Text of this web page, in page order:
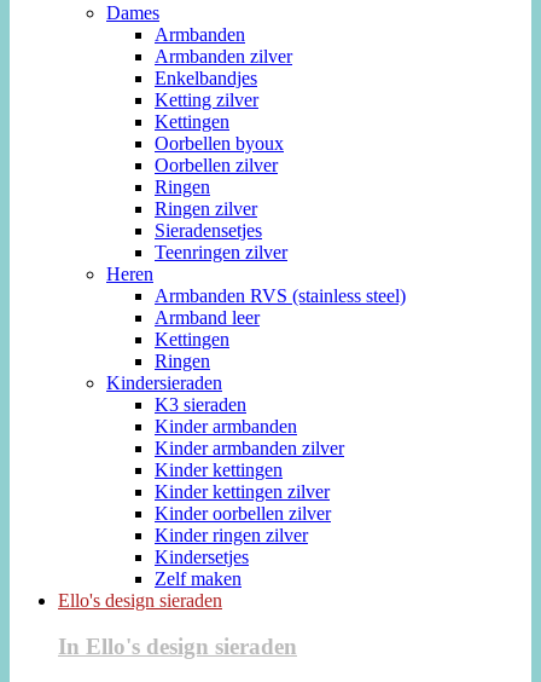
Dames
Armbanden
Armbanden zilver
Enkelbandjes
Ketting zilver
Kettingen
Oorbellen byoux
Oorbellen zilver
Ringen
Ringen zilver
Sieradensetjes
Teenringen zilver
Heren
Armbanden RVS (stainless steel)
Armband leer
Kettingen
Ringen
Kindersieraden
K3 sieraden
Kinder armbanden
Kinder armbanden zilver
Kinder kettingen
Kinder kettingen zilver
Kinder oorbellen zilver
Kinder ringen zilver
Kindersetjes
Zelf maken
Ello's design sieraden
In Ello's design sieraden